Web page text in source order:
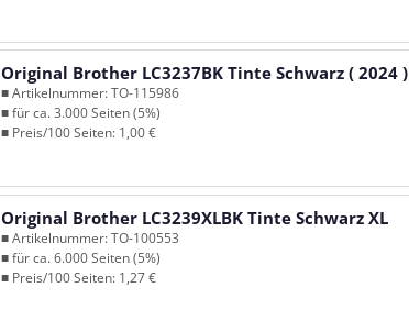
Original Brother LC3237BK Tinte Schwarz ( 2024 )
■ Artikelnummer: TO-115986
■ für ca. 3.000 Seiten (5%)
■ Preis/100 Seiten: 1,00 €
Original Brother LC3239XLBK Tinte Schwarz XL
■ Artikelnummer: TO-100553
■ für ca. 6.000 Seiten (5%)
■ Preis/100 Seiten: 1,27 €